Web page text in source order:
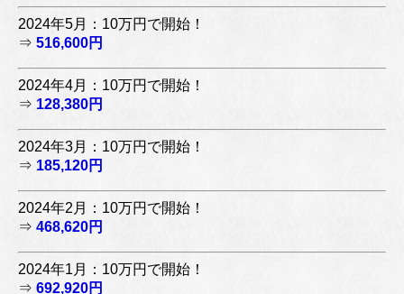
2024年5月：10万円で開始！
⇒ 516,600円
2024年4月：10万円で開始！
⇒ 128,380円
2024年3月：10万円で開始！
⇒ 185,120円
2024年2月：10万円で開始！
⇒ 468,620円
2024年1月：10万円で開始！
⇒ 692,920円